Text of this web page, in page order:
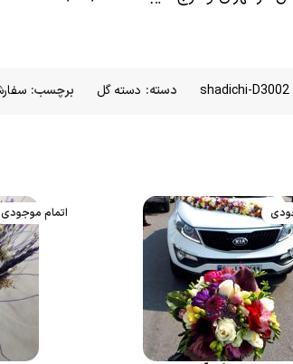
shadichi-D3002 دسته: دسته گل برچسب:
اتمام موجودی